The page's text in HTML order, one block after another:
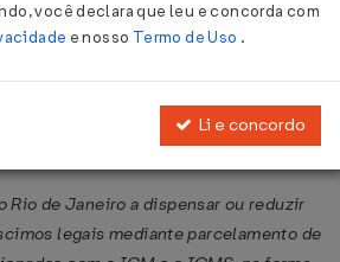
ICMS Nº 128 DE
Rio de Janeiro a dispensar ou reduzir
legais mediante parcelamento de
você declara que leu e concorda com
e nosso Termo de Uso .
Li e concordo